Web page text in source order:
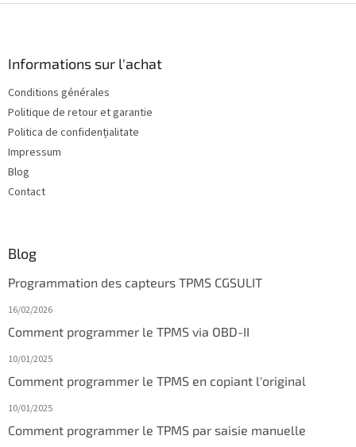
p
Informations sur l'achat
Conditions générales
Politique de retour et garantie
Politica de confidențialitate
Impressum
Blog
Contact
Blog
Programmation des capteurs TPMS CGSULIT
16/02/2026
Comment programmer le TPMS via OBD-II
10/01/2025
Comment programmer le TPMS en copiant l'original
10/01/2025
Comment programmer le TPMS par saisie manuelle